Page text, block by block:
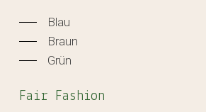
Blau
Braun
Grün
Fair Fashion